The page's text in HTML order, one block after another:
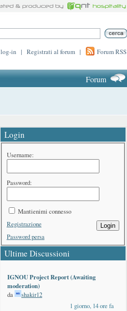
log-in | Registrati al forum | Forum RSS
Forum
Login
Username:
Password:
Mantienimi connesso
Login
Registrazione
Password persa
Ultime Discussioni
IGNOU Project Report (Awaiting
moderation)
da
shakir12
1 giorno, 14 ore fa